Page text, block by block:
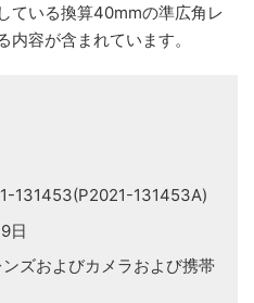
ている換算40mmの準広角レ
容が含まれています。
131453(P2021-131453A)
日
ンズおよびカメラおよび携帯